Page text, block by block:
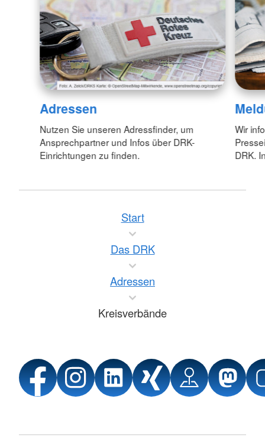
Adressen
Nutzen Sie unseren Adressfinder, um
Ansprechpartner und Infos über DRK-
Einrichtungen zu finden.
Wir
DRK.
Start
Das DRK
Adressen
Kreisverbände